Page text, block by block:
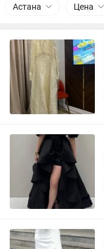
Астана Цена